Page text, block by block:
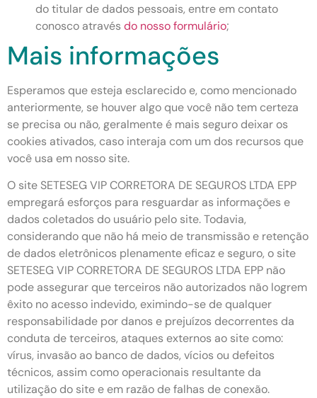
do titular de dados pessoais, entre em contato
conosco atravésdo nosso formulário;
Mais informações
Esperamos que esteja esclarecido e, como mencionado
anteriormente, se houver algo que você não tem certeza
se precisa ou não, geralmente é mais seguro deixar os
cookies ativados, caso interaja com um dos recursos que
você usa em nosso site.
O site SETESEG VIP CORRETORA DE SEGUROS LTDA EPP
empregará esforços para resguardar as informações e
dados coletados do usuário pelo site. Todavia,
considerando que não há meio de transmissão e retenção
de dados eletrônicos plenamente eficaz e seguro, o site
SETESEG VIP CORRETORA DE SEGUROS LTDA EPP não
pode assegurar que terceiros não autorizados não logrem
êxito no acesso indevido, eximindo-se de qualquer
responsabilidade por danos e prejuízos decorrentes da
conduta de terceiros, ataques externos ao site como:
vírus, invasão ao banco de dados, vícios ou defeitos
técnicos, assim como operacionais resultante da
utilização do site e em razão de falhas de conexão.